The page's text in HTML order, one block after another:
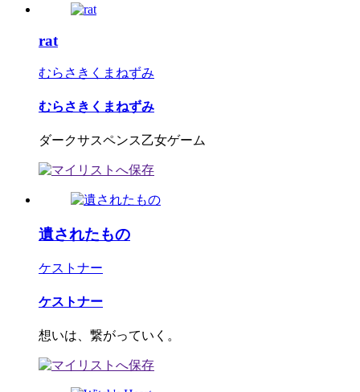
rat
むらさきくまねずみ
むらさきくまねずみ
ダークサスペンス乙女ゲーム
遺されたもの
ケストナー
ケストナー
想いは、繋がっていく。